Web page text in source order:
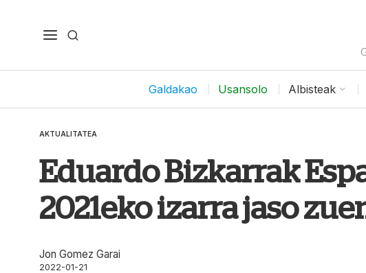
Galdakao Usansolo Albisteak
AKTUALITATEA
Eduardo Bizkarrak
2021eko izarra jaso
Jon Gomez Garai
2022-01-21